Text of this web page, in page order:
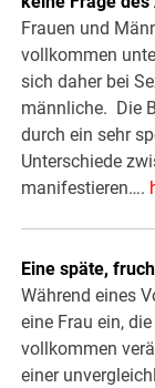
Frauen und
vollkommen
sich daher bei
männliche. Die
durch ein sehr
Unterschiede
manifestieren….
Eine späte,
Während eines
eine Frau ein,
vollkommen
einer